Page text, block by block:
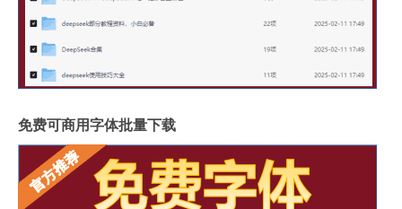
免费可商用字体批量下载